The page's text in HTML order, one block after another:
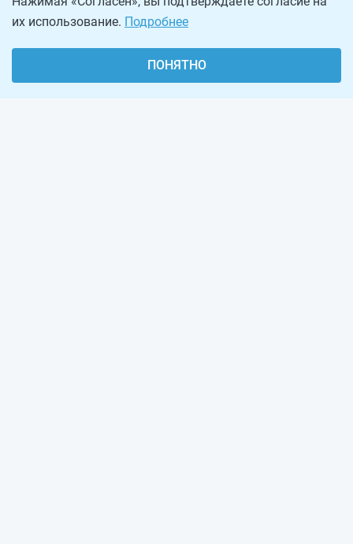
их использование. Подробнее
ПОНЯТНО